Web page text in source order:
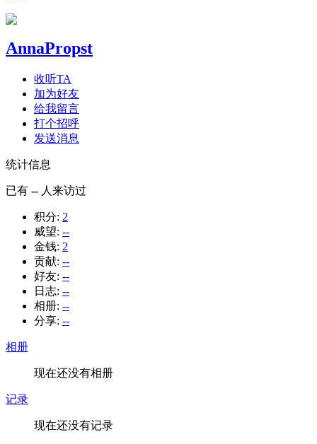
AnnaPropst
收听TA
加为好友
给我留言
打个招呼
发送消息
统计信息
已有 -- 人来访过
积分: 2
威望: --
金钱: 2
贡献: --
好友: --
日志: --
相册: --
分享: --
相册
现在还没有相册
记录
现在还没有记录